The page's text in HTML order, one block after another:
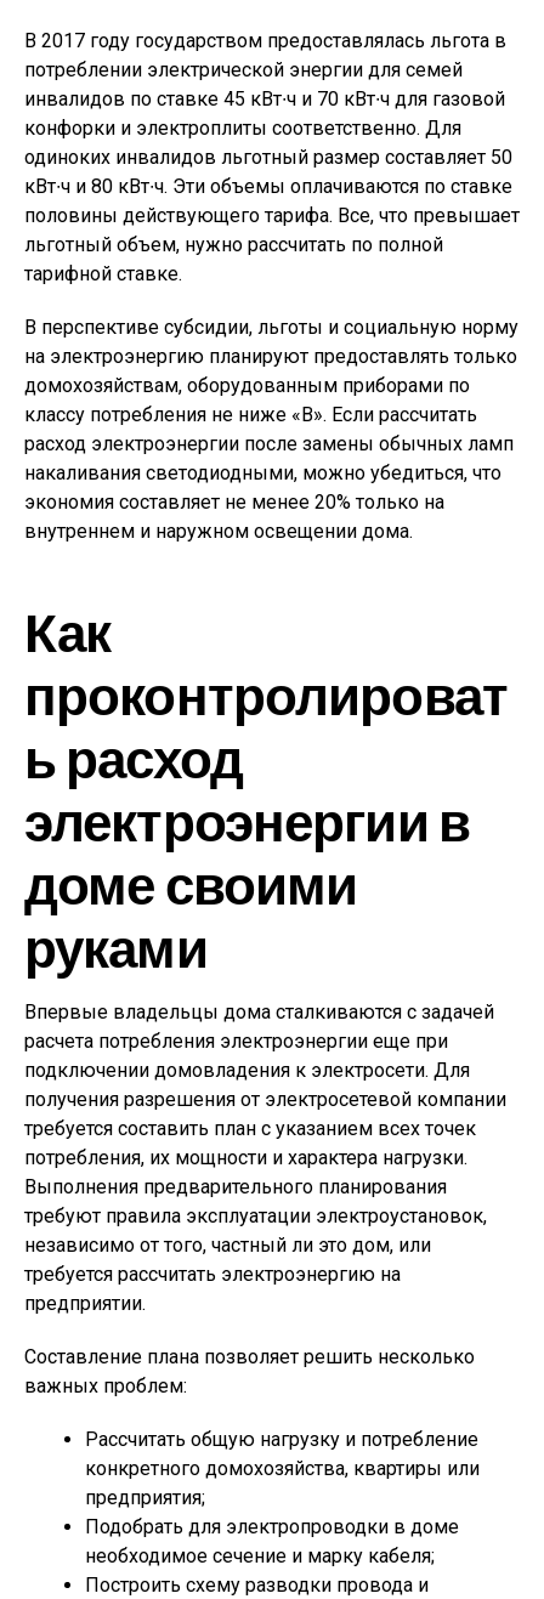
В 2017 году государством предоставлялась льгота в
потреблении электрической энергии для семей
инвалидов по ставке 45 кВт∙ч и 70 кВт∙ч для газовой
конфорки и электроплиты соответственно. Для
одиноких инвалидов льготный размер составляет 50
кВт∙ч и 80 кВт∙ч. Эти объемы оплачиваются по ставке
половины действующего тарифа. Все, что превышает
льготный объем, нужно рассчитать по полной
тарифной ставке.
В перспективе субсидии, льготы и социальную норму
на электроэнергию планируют предоставлять только
домохозяйствам, оборудованным приборами по
классу потребления не ниже «В». Если рассчитать
расход электроэнергии после замены обычных ламп
накаливания светодиодными, можно убедиться, что
экономия составляет не менее 20% только на
внутреннем и наружном освещении дома.
Как
проконтролироват
ь расход
электроэнергии в
доме своими
руками
Впервые владельцы дома сталкиваются с задачей
расчета потребления электроэнергии еще при
подключении домовладения к электросети. Для
получения разрешения от электросетевой компании
требуется составить план с указанием всех точек
потребления, их мощности и характера нагрузки.
Выполнения предварительного планирования
требуют правила эксплуатации электроустановок,
независимо от того, частный ли это дом, или
требуется рассчитать электроэнергию на
предприятии.
Составление плана позволяет решить несколько
важных проблем:
Рассчитать общую нагрузку и потребление
конкретного домохозяйства, квартиры или
предприятия;
Подобрать для электропроводки в доме
необходимое сечение и марку кабеля;
Построить схему разводки провода и